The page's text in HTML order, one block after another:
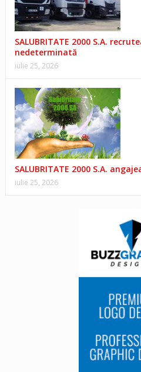
SALUBRITATE 2000 S.A.
nedeterminată
iulie 25, 2026
SALUBRITATE 2000 S.A.
iulie 25, 2026